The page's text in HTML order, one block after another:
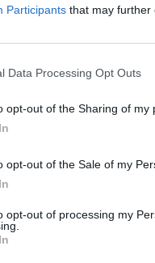
Participants that may further
Data Processing Opt Outs
opt-out of the Sharing of my
opt-out of the Sale of my
opt-out of processing my
uždaroma
tiltų per